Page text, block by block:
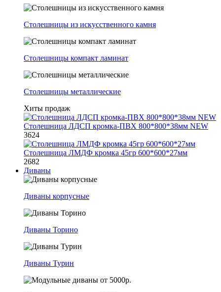
Столешницы из искусственного камня
Столешницы компакт ламинат
Столешницы металлические
Хиты продаж
Столешница ЛДСП кромка-ПВХ 800*800*38мм NEW
3624
Столешница ЛМДФ кромка 45гр 600*600*27мм
2682
Диваны
Диваны корпусные
Диваны Торино
Диваны Турин